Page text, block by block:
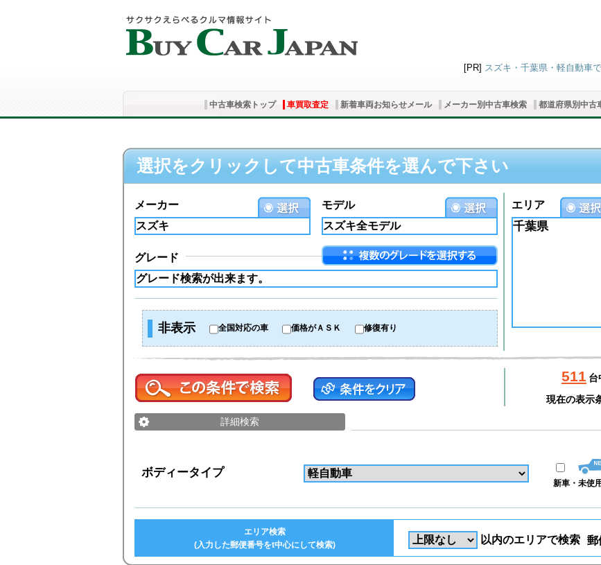
[PR] スズキ・千葉県・軽自動車
中古車検索トップ 車買取査定 新着車両お知らせメール メーカー別中古車検索 都道府県別中古
選択をクリックして中古車条件を選んで下さい
モデル
メーカー
グレード
非表示 全国対応の車 価格がＡＳＫ 修復有り
エリア
千葉県
511 台
現在の表示
詳細検索
新車・未使
ボディータイプ
以内のエリアで検索 郵
エリア検索
(入力した郵便番号をt中心にして検索)